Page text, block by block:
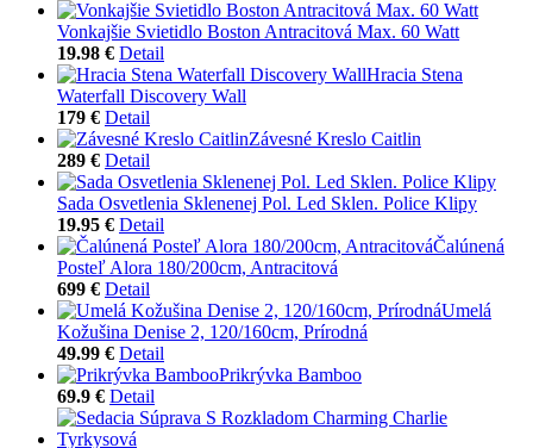
Vonkajšie Svietidlo Boston Antracitová Max. 60 Watt
19.98 € Detail
Hracia Stena
Waterfall Discovery Wall
179 € Detail
Závesné Kreslo Caitlin
289 € Detail
Sada Osvetlenia Sklenenej Pol. Led Sklen. Police Klipy
19.95 € Detail
Čalúnená
Posteľ Alora 180/200cm, Antracitová
699 € Detail
Umelá
Kožušina Denise 2, 120/160cm, Prírodná
49.99 € Detail
Prikrývka Bamboo
69.9 € Detail